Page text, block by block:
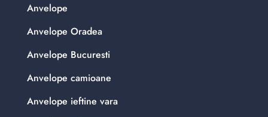
Anvelope
Anvelope Oradea
Anvelope Bucuresti
Anvelope camioane
Anvelope ieftine vara